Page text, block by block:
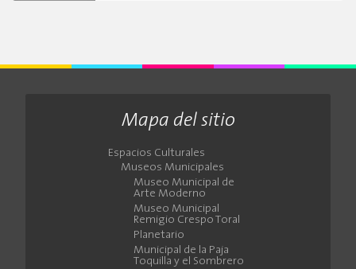
Mapa del sitio
Espacios Culturales
Museos Municipales
Museo Municipal de
Arte Moderno
Museo Municipal
Remigio Crespo Toral
Planetario
Municipal de la Paja
Toquilla y el Sombrero